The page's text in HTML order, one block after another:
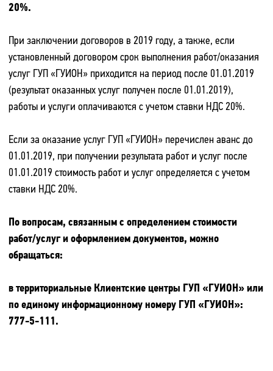
20%.
При заключении договоров в 2019 году, а также, если
установленный договором срок выполнения работ/оказания
услуг ГУП «ГУИОН» приходится на период после 01.01.2019
(результат оказанных услуг получен после 01.01.2019),
работы и услуги оплачиваются с учетом ставки НДС 20%.
Если за оказание услуг ГУП «ГУИОН» перечислен аванс до
01.01.2019, при получении результата работ и услуг после
01.01.2019 стоимость работ и услуг определяется с учетом
ставки НДС 20%.
По вопросам, связанным с определением стоимости
работ/услуг и оформлением документов, можно
обращаться:
в территориальные Клиентские центры ГУП «ГУИОН» или
по единому информационному номеру ГУП «ГУИОН»:
777-5-111.